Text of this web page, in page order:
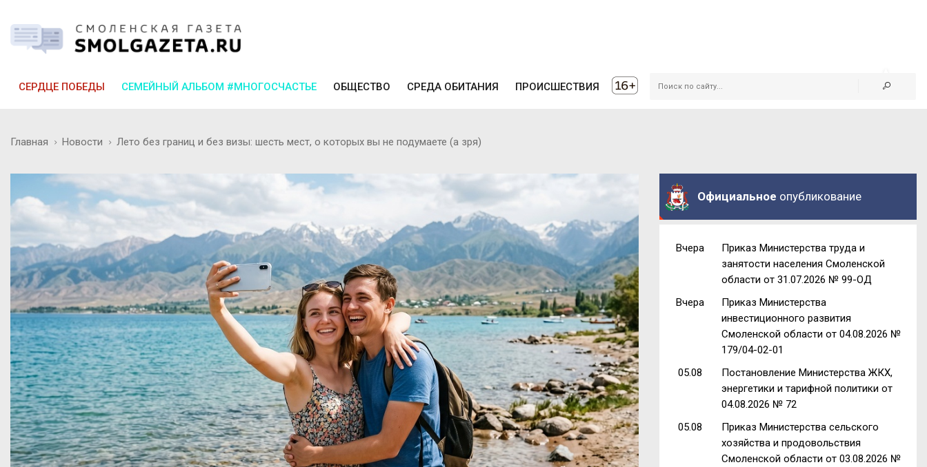
СЕРДЦЕ ПОБЕДЫ СЕМЕЙНЫЙ АЛЬБОМ #МНОГОСЧАСТЬЕ ОБЩЕСТВО СРЕДА ОБИТАНИЯ ПРОИСШЕСТВИЯ
Главная Новости Лето без границ и без визы: шесть мест, о которых вы не подумаете (а зря)
Официальное опубликование
Вчера
Приказ Министерства труда и
занятости населения Смоленской
области от 31.07.2026 № 99-ОД
Вчера
Приказ Министерства
инвестиционного развития
Смоленской области от 04.08.2026 №
179/04-02-01
05.08
Постановление Министерства ЖКХ,
энергетики и тарифной политики от
04.08.2026 № 72
05.08
Приказ Министерства сельского
хозяйства и продовольствия
Смоленской области от 03.08.2026 №